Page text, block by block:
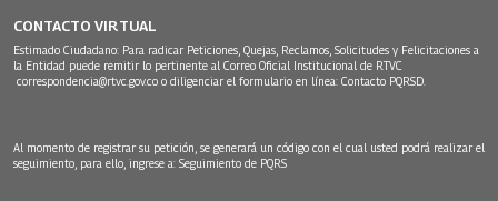
CONTACTO VIRTUAL
Estimado Ciudadano: Para radicar Peticiones, Quejas, Reclamos, Solicitudes y Felicitaciones a
la Entidad puede remitir lo pertinente al Correo Oficial Institucional de RTVC
correspondencia@rtvc.gov.co o diligenciar el formulario en línea: Contacto PQRSD.
Al momento de registrar su petición, se generará un código con el cual usted podrá realizar el
seguimiento, para ello, ingrese a: Seguimiento de PQRS